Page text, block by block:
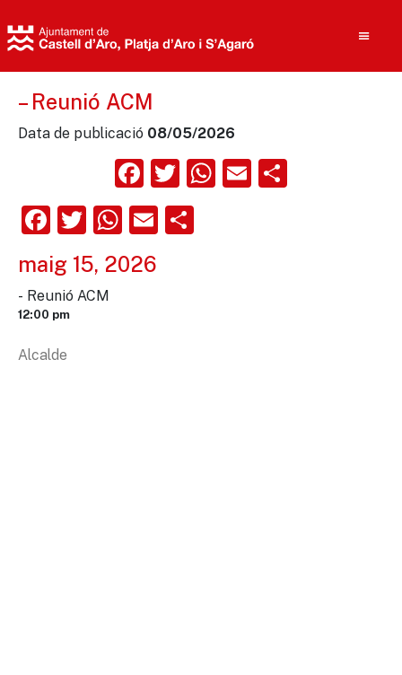
– Reunió ACM
Data de publicació 08/05/2026
Facebook
Twitter
WhatsApp
Email
Facebook
Twitter
WhatsApp
Email
maig 15, 2026
- Reunió ACM
12:00 pm
Alcalde